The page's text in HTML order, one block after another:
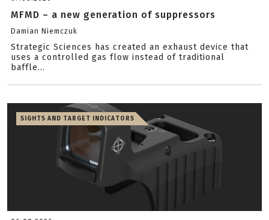
MFMD – a new generation of suppressors
Damian Niemczuk
Strategic Sciences has created an exhaust device that
uses a controlled gas flow instead of traditional
baffle...
SIGHTS AND TARGET INDICATORS